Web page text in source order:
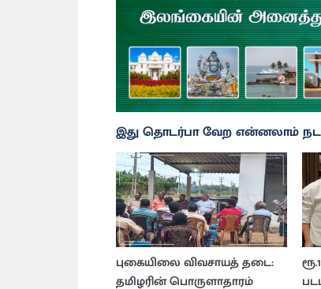
இது தொடர்பா வேற என்னலாம்
புகையிலை விவசாயத் தடை:
தமிழரின் பொருளாதாரம்